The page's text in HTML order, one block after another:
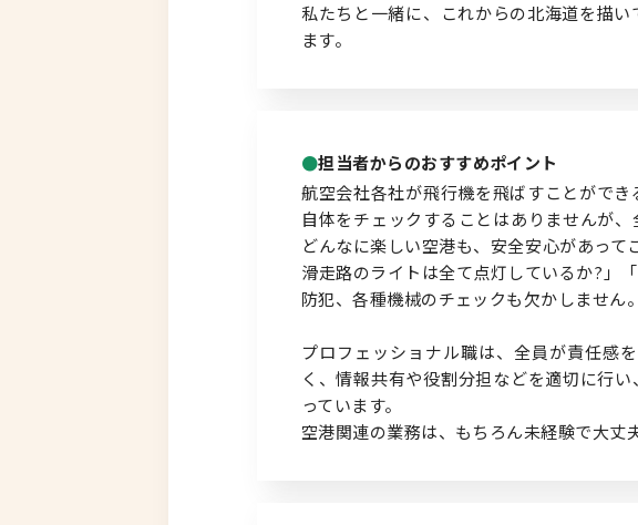
私たちと一緒に、これからの北海道を描
ます。
担当者からのおすすめポイント
航空会社各社が飛行機を飛ばすことがで
自体をチェックすることはありませんが
どんなに楽しい空港も、安全安心があって
滑走路のライトは全て点灯しているか?」
防犯、各種機械のチェックも欠かしません。
プロフェッショナル職は、全員が責任感
く、情報共有や役割分担などを適切に行
っています。
空港関連の業務は、もちろん未経験で大丈